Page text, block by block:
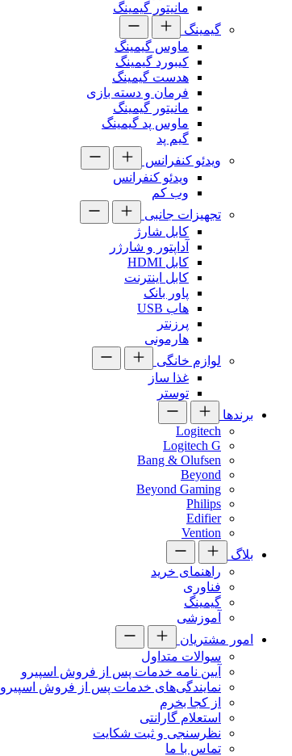
مانیتور گیمینگ
گیمینگ
ماوس گیمینگ
کیبورد گیمینگ
هدست گیمینگ
فرمان و دسته بازی
مانیتور گیمینگ
ماوس پد گیمینگ
گیم پد
ویدئو کنفرانس
ویدئو کنفرانس
وب کم
تجهیزات جانبی
کابل شارژ
آداپتور و شارژر
کابل HDMI
کابل اینترنت
پاور بانک
هاب USB
پرزنتر
هارمونی
لوازم خانگی
غذا ساز
توستر
برندها
Logitech
Logitech G
Bang & Olufsen
Beyond
Beyond Gaming
Philips
Edifier
Vention
بلاگ
راهنمای خرید
فناوری
گیمینگ
آموزشی
امور مشتریان
سوالات متداول
آیین نامه خدمات پس از فروش اسپیرو
نمایندگی‌های خدمات پس از فروش اسپیرو
از کجا بخرم
استعلام گارانتی
نظرسنجی و ثبت شکایت
تماس با ما